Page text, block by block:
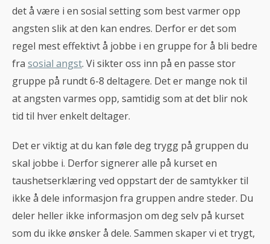
det å være i en sosial setting som best varmer opp
angsten slik at den kan endres. Derfor er det som
regel mest effektivt å jobbe i en gruppe for å bli bedre
fra sosial angst. Vi sikter oss inn på en passe stor
gruppe på rundt 6-8 deltagere. Det er mange nok til
at angsten varmes opp, samtidig som at det blir nok
tid til hver enkelt deltager.
Det er viktig at du kan føle deg trygg på gruppen du
skal jobbe i. Derfor signerer alle på kurset en
taushetserklæring ved oppstart der de samtykker til
ikke å dele informasjon fra gruppen andre steder. Du
deler heller ikke informasjon om deg selv på kurset
som du ikke ønsker å dele. Sammen skaper vi et trygt,